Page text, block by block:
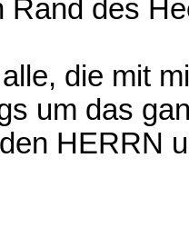
Rand des
die mit
um das
HERRN